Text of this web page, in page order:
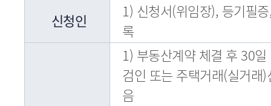
신청인
1) 신청서(위임장), 등기필
록
1) 부동산계약 체결 후 30
검인 또는 주택거래(실거래
음